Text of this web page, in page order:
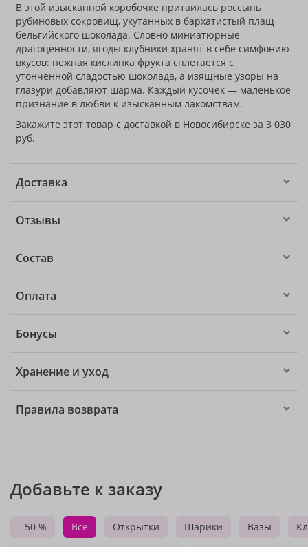
В этой изысканной коробочке притаилась россыпь
рубиновых сокровищ, укутанных в бархатистый плащ
бельгийского шоколада. Словно миниатюрные
драгоценности, ягоды клубники хранят в себе симфонию
вкусов: нежная кислинка фрукта сплетается с
утончённой сладостью шоколада, а изящные узоры на
глазури добавляют шарма. Каждый кусочек — маленькое
признание в любви к изысканным лакомствам.
Закажите этот товар с доставкой в Новосибирске за 3 030
руб.
Доставка
Отзывы
Состав
Оплата
Бонусы
Хранение и уход
Правила возврата
Добавьте к заказу
- 50 % Все Открытки Шарики Вазы